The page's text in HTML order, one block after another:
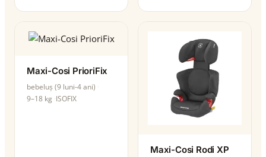
Maxi-Cosi PrioriFix
bebeluș (9 luni-4 ani)
9–18 kg ISOFIX
Maxi-Cosi Rodi XP